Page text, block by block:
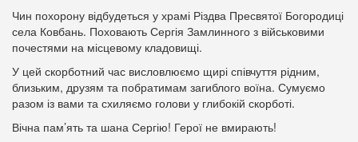
Чин похорону відбудеться у храмі Різдва Пресвятої Богородиці
села Ковбань. Поховають Сергія Замлинного з військовими
почестями на місцевому кладовищі.
У цей скорботний час висловлюємо щирі співчуття рідним,
близьким, друзям та побратимам загиблого воїна. Сумуємо
разом із вами та схиляємо голови у глибокій скорботі.
Вічна пам’ять та шана Сергію! Герої не вмирають!